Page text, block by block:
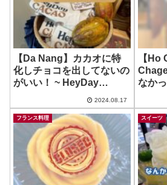
【Da Nang】カカオに特
化しチョコを出してないの
がいい！ ~ HeyDay
2024.08.17
【Ho
なか
者さ
~
フランス料理 スイーツ